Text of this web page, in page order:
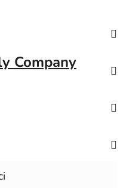
Company